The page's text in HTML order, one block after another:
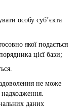
особу суб’єкта
якої подається
цієї бази;
не може
даних